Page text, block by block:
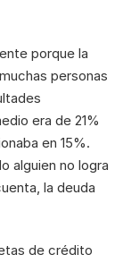
porque la
personas
era de 21%
en 15%.
alguien no logra
la deuda
de crédito